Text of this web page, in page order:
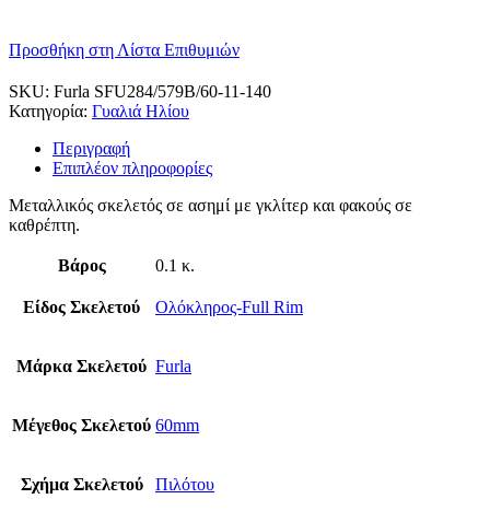
Προσθήκη στη Λίστα Επιθυμιών
SKU: Furla SFU284/579B/60-11-140
Κατηγορία: Γυαλιά Ηλίου
Περιγραφή
Επιπλέον πληροφορίες
Μεταλλικός σκελετός σε ασημί με γκλίτερ και φακούς σε
καθρέπτη.
Βάρος 0.1 κ.
Είδος Σκελετού Ολόκληρος-Full Rim
Μάρκα Σκελετού Furla
Μέγεθος Σκελετού 60mm
Σχήμα Σκελετού Πιλότου